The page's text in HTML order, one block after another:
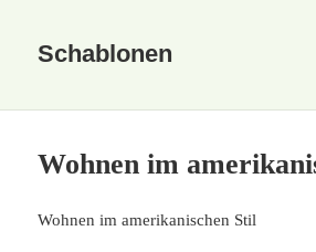
Schablonen
Wohnen im
Wohnen im amerikanischen Stil